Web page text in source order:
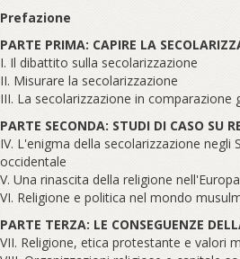
Prefazione
PARTE PRIMA: CAPIRE LA
I. Il dibattito sulla secolarizzazione
II. Misurare la secolarizzazione
III. La secolarizzazione in comparazione
PARTE SECONDA: STUDI DI CASO SU
IV. L'enigma della secolarizzazione negli
occidentale
V. Una rinascita della religione
VI. Religione e politica nel mondo
PARTE TERZA: LE CONSEGUENZE
VII. Religione, etica protestante e valori